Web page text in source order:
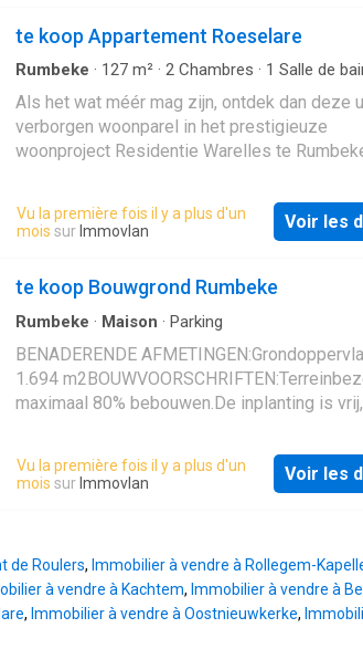
voorzieningen voor wasmachine en droger) -
badkamer (O.a. met dubbel lavabomeubel en
slaapkamers - veranda - l
te koop Appartement Roeselare
Rumbeke · 127 m² · 2 Chambres · 1 Salle de
Als het wat méér mag zijn, ontdek dan deze
verborgen woonparel in het prestigieuze
woonproject Residentie Warelles te
de iconische stijl van Frank Lloyd Wright,
dit villa-appartement luxe, licht en privacy in
dit volledig afgesloten en aangelegd domein
automatische poort (videofoon). Parkeren kan
bezoekersparkings op het einde van de
oprijlaan.Gelijkvloers: Gemeenschappelijke
met liftEerste verdieping:
voorzien van lift en traphal - inkomhal met
grote raampartijen - volledig geïnstalleerde
keuken met composiet werkblad en alle
combi-oven, vaatwasser, dubbele koelkast
hogedruk stoomoven) - 2 ruime, lichtrijke s
Vu la première fois il y a plus d'un
mois sur Immovlan Voir les
te koop Bouwgrond Rumbeke
Rumbeke · Maison · Parking
BENADERENDE
1.694
maximaal 80% bebouwen.De inplanting is vrij,
bedrijven-perceelsgrenzen. Kroonlijsthoogte
7m en nokhoogte max.
ambachtelijke bedrijfsgebouwen,
storend voor de
woongebouwen, woningen (1woning per
Vu la première fois il y a plus d'un
mois sur Immovlan Voir les
de Roulers, Immobilier à vendre à Rollegem-
à vendre à Kachtem, Immobilier à vendre à
, Immobilier à vendre à Oostnieuwkerke,